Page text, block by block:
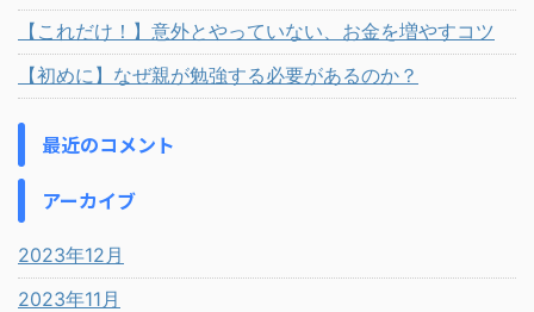
【これだけ！】意外とやっていない、お金を増やすコツ
【初めに】なぜ親が勉強する必要があるのか？
最近のコメント
アーカイブ
2023年12月
2023年11月